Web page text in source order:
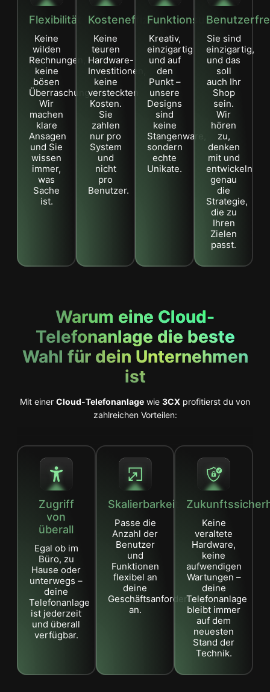
Flexibilität
Keine
wilden
Rechnungen,
keine
bösen
Überraschungen.
Wir
machen
klare
Ansagen
und Sie
wissen
immer,
was
Sache
ist.
Kosteneffizienz
Keine
teuren
Hardware-
Investitionen,
keine
versteckten
Kosten.
Sie
zahlen
nur pro
System
und
nicht
pro
Benutzer.
Funktionsumfang
Kreativ,
einzigartig
und auf
den
Punkt –
unsere
Designs
sind
keine
Stangenware,
sondern
echte
Unikate.
Sie sind
einzigartig,
und das
soll
auch Ihr
Shop
sein.
Wir
hören
zu,
denken
mit und
entwickeln
genau
die
Strategie,
die zu
Ihren
Zielen
passt.
Warum eine Cloud-
Telefonanlage die beste
Wahl für dein Unternehmen
ist
Mit einer Cloud-Telefonanlage wie 3CX profitierst du von
zahlreichen Vorteilen:
Zugriff
von
überall
Egal ob im
Büro, zu
Hause oder
unterwegs –
deine
Telefonanlage
ist jederzeit
und überall
verfügbar.
Skalierbarkeit
Passe die
Anzahl der
Benutzer
und
Funktionen
flexibel an
deine
Geschäftsanforderungen
an.
Keine
veraltete
Hardware,
keine
aufwendigen
Wartungen –
deine
Telefonanlage
bleibt immer
auf dem
neuesten
Stand der
Technik.